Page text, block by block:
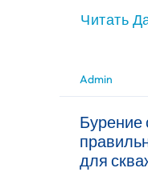
Читать
Admin
Бурение
для